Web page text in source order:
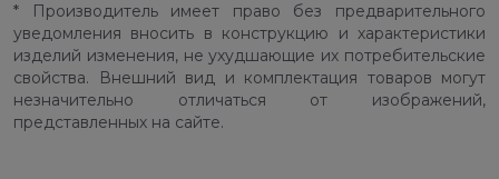
* Производитель имеет право без предварительного
уведомления вносить в конструкцию и характеристики
изделий изменения, не ухудшающие их потребительские
свойства. Внешний вид и комплектация товаров могут
незначительно отличаться от изображений,
представленных на сайте.